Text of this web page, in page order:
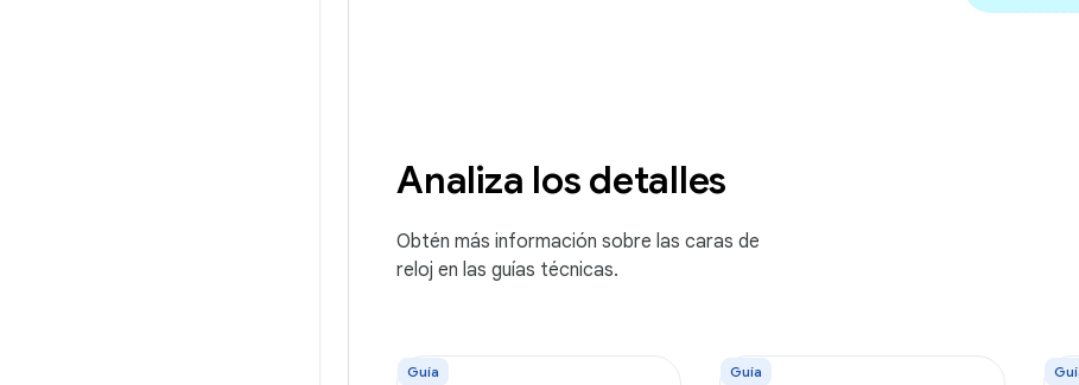
Analiza los detalles
Obtén más información sobre las caras de
reloj en las guías técnicas.
Guía Guía